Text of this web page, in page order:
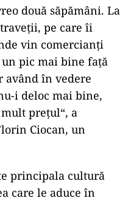
două săpămâni. La
pe care îi
vin comercianți
pic mai bine față
având în vedere
i deloc mai bine,
prețul“, a
Ciocan, un
principala cultură
care le aduce în